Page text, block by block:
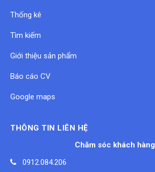
Thống kê
Tìm kiếm
Giới thiệu sản phẩm
Báo cáo CV
Google maps
THÔNG TIN LIÊN HỆ
Chăm sóc khách hàng
0912.084.206